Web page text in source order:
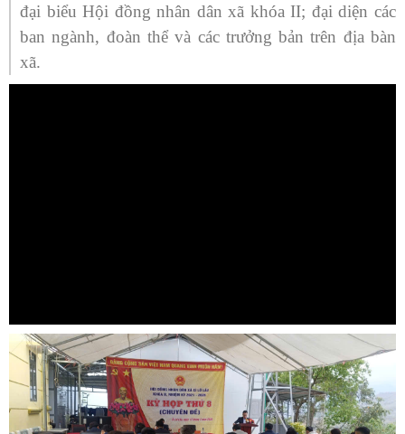
đại biểu Hội đồng nhân dân xã khóa II; đại diện các
ban ngành, đoàn thể và các trưởng bản trên địa bàn
xã.